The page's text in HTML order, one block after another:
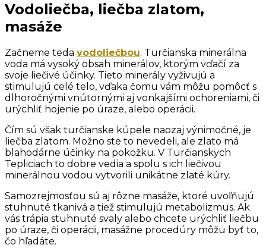
Vodoliečba, liečba zlatom,
masáže
Začneme teda vodoliečbou. Turčianska minerálna
voda má vysoký obsah minerálov, ktorým vďačí za
svoje liečivé účinky. Tieto minerály vyživujú a
stimulujú celé telo, vďaka čomu vám môžu pomôcť s
dlhoročnými vnútornými aj vonkajšími ochoreniami, či
urýchliť hojenie po úraze, alebo operácii.
Čím sú však turčianske kúpele naozaj výnimočné, je
liečba zlatom. Možno ste to nevedeli, ale zlato má
blahodárne účinky na pokožku. V Turčianskych
Tepliciach to dobre vedia a spolu s ich liečivou
minerálnou vodou vytvorili unikátne zlaté kúry.
Samozrejmosťou sú aj rôzne masáže, ktoré uvoľňujú
stuhnuté tkanivá a tiež stimulujú metabolizmus. Ak
vás trápia stuhnuté svaly alebo chcete urýchliť liečbu
po úraze, či operácii, masážne procedúry môžu byť to,
čo hľadáte.